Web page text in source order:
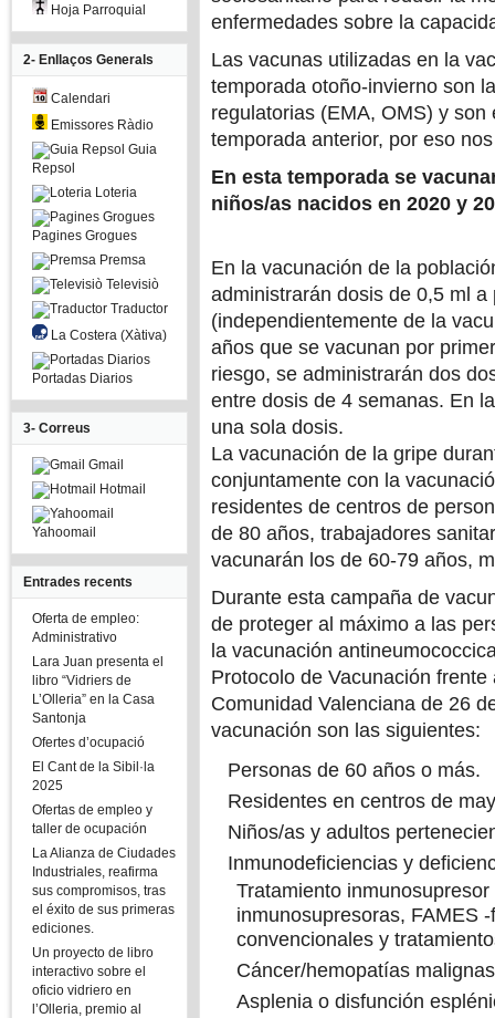
Hoja Parroquial
2- Enllaços Generals
Calendari
Emissores Ràdio
Guia
Repsol
Loteria
Pagines Grogues
Premsa
Televisiò
Traductor
La Costera (Xàtiva)
Portadas Diarios
3- Correus
Gmail
Hotmail
Yahoomail
Entrades recents
Oferta de empleo:
Administrativo
Lara Juan presenta el
libro “Vidriers de
L’Olleria” en la Casa
Santonja
Ofertes d’ocupació
El Cant de la Sibil·la
2025
Ofertas de empleo y
taller de ocupación
La Alianza de Ciudades
Industriales, reafirma
sus compromisos, tras
el éxito de sus primeras
ediciones.
Un proyecto de libro
interactivo sobre el
oficio vidriero en
l’Olleria, premio al
enfermedades sobre la
Las vacunas utilizadas en la
temporada otoño-invierno son
regulatorias (EMA, OMS) y
temporada anterior, por eso
En esta temporada se
niños/as nacidos en 2020 y
En la vacunación de la
administrarán dosis de 0,5 ml
(independientemente de la
años que se vacunan por
riesgo, se administrarán dos
entre dosis de 4 semanas. En
una sola dosis.
La vacunación de la gripe
conjuntamente con la
residentes de centros de
de 80 años, trabajadores
vacunarán los de 60-79 años,
Durante esta campaña de
de proteger al máximo a las
la vacunación
Protocolo de Vacunación
Comunidad Valenciana de 26
vacunación son las siguientes:
Personas de 60 años o más.
Residentes en centros de
Niños/as y adultos
Inmunodeficiencias y
Tratamiento
inmunosupresoras, FAMES
convencionales y
Cáncer/hemopatías
Asplenia o disfunción